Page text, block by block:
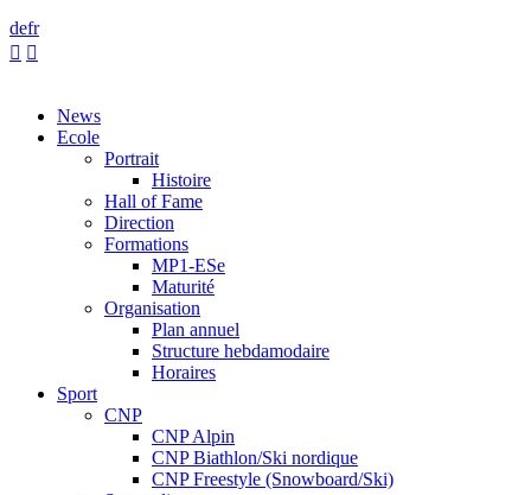
defr
 
News
Ecole
Portrait
Histoire
Hall of Fame
Direction
Formations
MP1-ESe
Maturité
Organisation
Plan annuel
Structure hebdamodaire
Horaires
Sport
CNP
CNP Alpin
CNP Biathlon/Ski nordique
CNP Freestyle (Snowboard/Ski)